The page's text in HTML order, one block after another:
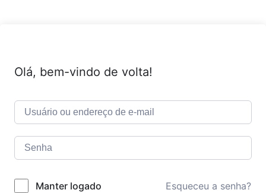
Olá, bem-vindo de volta!
Manter logado Esqueceu a senha?